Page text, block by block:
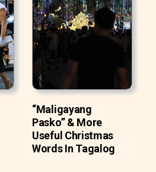
“Maligayang
Pasko” & More
Useful Christmas
Words In Tagalog